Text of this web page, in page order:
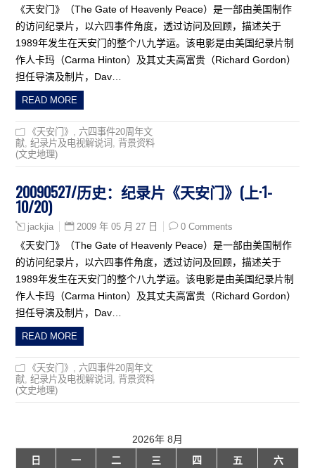
《天安门》（The Gate of Heavenly Peace）是一部由美国制作
的访问纪录片，以六四事件角度，透过访问及回顾，描述关于
1989年发生在天安门的整个八九学运。该电影是由美国纪录片制
作人卡玛（Carma Hinton）及其丈夫高富贵（Richard Gordon）
担任导演及制片，Dav…
READ MORE
《天安门》 ,六四事件20周年文
献 ,纪录片及电视解说词
背景资料
(文史地理)
20090527/历史：纪录片《天安门》(上·1-
10/20)
jackjia 2009 年 05 月 27 日 0 Comments
《天安门》（The Gate of Heavenly Peace）是一部由美国制作
的访问纪录片，以六四事件角度，透过访问及回顾，描述关于
1989年发生在天安门的整个八九学运。该电影是由美国纪录片制
作人卡玛（Carma Hinton）及其丈夫高富贵（Richard Gordon）
担任导演及制片，Dav…
READ MORE
《天安门》 ,六四事件20周年文
献 ,纪录片及电视解说词
背景资料
(文史地理)
2026年 8月
日
一 二 三 四 五 六